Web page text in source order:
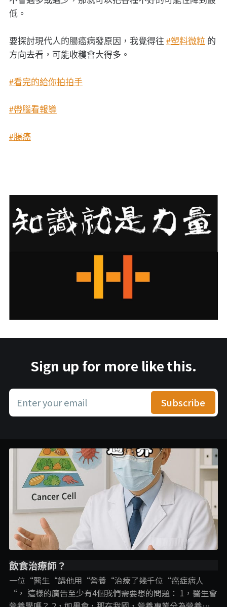
低。
要探討現代人的腸癌病發原因，我覺得往 #塑料微粒 的
方向去看，可能收穫會大得多。
#看完的給你拍拍手
#帶腦看報導
#腸癌
Sign up for more like this.
Enter your email Subscribe
飲食治療師？
一位“醫生“講他用“營養“治療了幾千位“癌症病人
“， 這樣的廣告至少有4個我們需要想的問題： 1，醫生會